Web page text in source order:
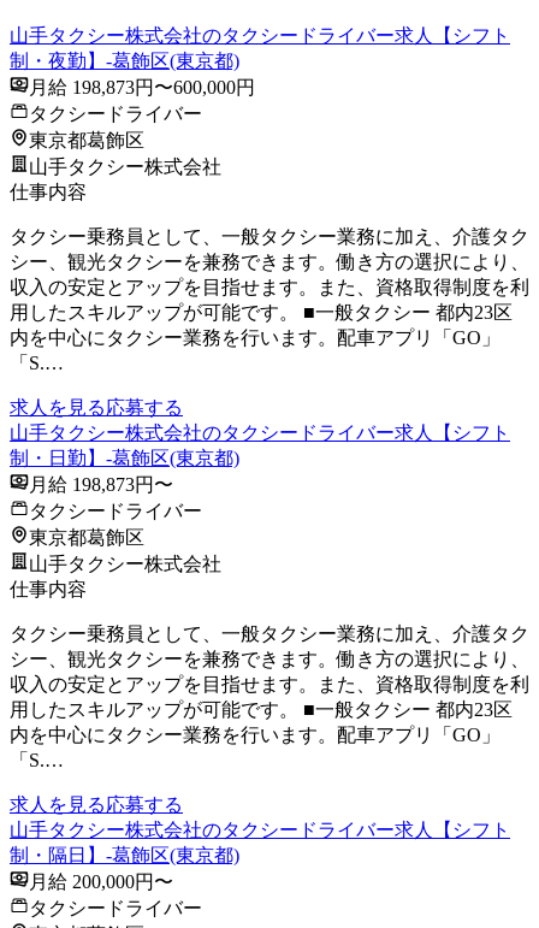
山手タクシー株式会社のタクシードライバー求人【シフト
制・夜勤】-葛飾区(東京都)
月給 198,873円〜600,000円
タクシードライバー
東京都葛飾区
山手タクシー株式会社
仕事内容
タクシー乗務員として、一般タクシー業務に加え、介護タク
シー、観光タクシーを兼務できます。働き方の選択により、
収入の安定とアップを目指せます。また、資格取得制度を利
用したスキルアップが可能です。 ■一般タクシー 都内23区
内を中心にタクシー業務を行います。配車アプリ「GO」
「S.…
求人を見る応募する
山手タクシー株式会社のタクシードライバー求人【シフト
制・日勤】-葛飾区(東京都)
月給 198,873円〜
タクシードライバー
東京都葛飾区
山手タクシー株式会社
仕事内容
タクシー乗務員として、一般タクシー業務に加え、介護タク
シー、観光タクシーを兼務できます。働き方の選択により、
収入の安定とアップを目指せます。また、資格取得制度を利
用したスキルアップが可能です。 ■一般タクシー 都内23区
内を中心にタクシー業務を行います。配車アプリ「GO」
「S.…
求人を見る応募する
山手タクシー株式会社のタクシードライバー求人【シフト
制・隔日】-葛飾区(東京都)
月給 200,000円〜
タクシードライバー